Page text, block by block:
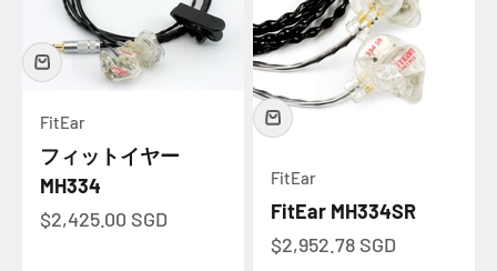
FitEar
フィットイヤー
MH334
セール価格
$2,425.00 SGD
FitEar
FitEar MH334SR
セール価格
$2,952.78 SGD